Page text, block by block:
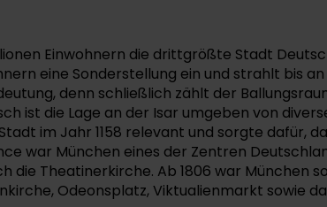
Einwohnern die drittgrößte Stadt
eine Sonderstellung ein und strahlt bis
denn schließlich zählt der
ist die Lage an der Isar umgeben von
im Jahr 1158 relevant und sorgte
war München eines der Zentren
Theatinerkirche. Ab 1806 war München
Odeonsplatz, Viktualienmarkt sowie